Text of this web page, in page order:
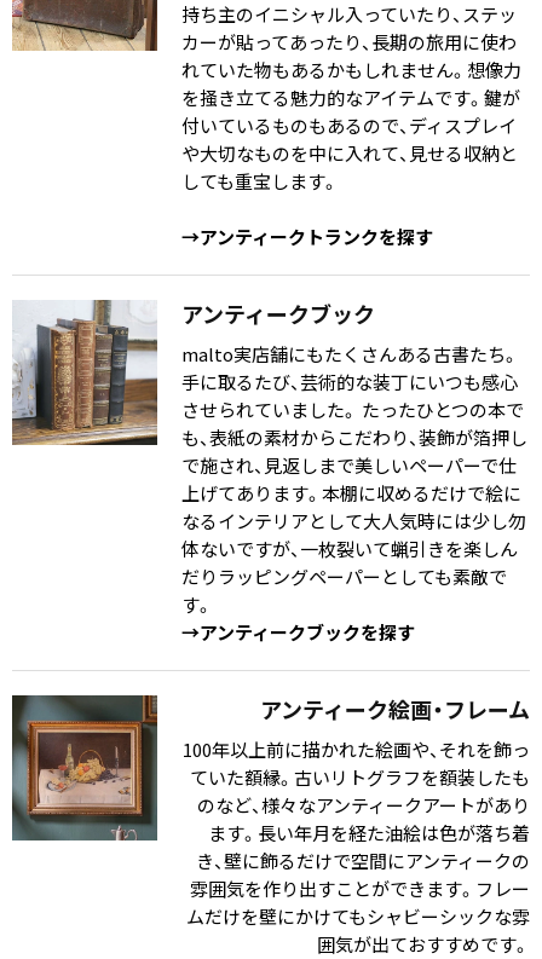
持ち主のイニシャル入っていたり、ステッ
カーが貼ってあったり、長期の旅用に使わ
れていた物もあるかもしれません。想像力
を掻き立てる魅力的なアイテムです。鍵が
付いているものもあるので、ディスプレイ
や大切なものを中に入れて、見せる収納と
しても重宝します。
→アンティークトランクを探す
アンティークブック
malto実店舗にもたくさんある古書たち。
手に取るたび、芸術的な装丁にいつも感心
させられていました。 たったひとつの本で
も、表紙の素材からこだわり、装飾が箔押し
で施され、見返しまで美しいペーパーで仕
上げてあります。本棚に収めるだけで絵に
なるインテリアとして大人気時には少し勿
体ないですが、一枚裂いて蝋引きを楽しん
だりラッピングペーパーとしても素敵で
す。
→アンティークブックを探す
アンティーク絵画・フレーム
100年以上前に描かれた絵画や、それを飾っ
ていた額縁。古いリトグラフを額装したも
のなど、様々なアンティークアートがあり
ます。長い年月を経た油絵は色が落ち着
き、壁に飾るだけで空間にアンティークの
雰囲気を作り出すことができます。フレー
ムだけを壁にかけてもシャビーシックな雰
囲気が出ておすすめです。